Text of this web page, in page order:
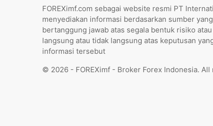
FOREXimf.com sebagai website resmi PT
menyediakan informasi berdasarkan sumber
bertanggung jawab atas segala bentuk risiko
langsung atau tidak langsung atas keputusan
informasi tersebut
© 2026 - FOREXimf - Broker Forex Indonesia.